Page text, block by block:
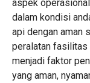
aspek
dalam kondisi
api dengan aman
peralatan fasilitas
menjadi faktor
yang aman,